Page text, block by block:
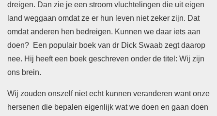
dreigen. Dan zie je een stroom vluchtelingen die uit eigen
land weggaan omdat ze er hun leven niet zeker zijn. Dat
omdat anderen hen bedreigen. Kunnen we daar iets aan
doen? Een populair boek van dr Dick Swaab zegt daarop
nee. Hij heeft een boek geschreven onder de titel: Wij zijn
ons brein.
Wij zouden onszelf niet echt kunnen veranderen want onze
hersenen die bepalen eigenlijk wat we doen en gaan doen